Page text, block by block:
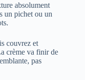
absolument
un pichet ou un
couvrez et
crème va finir de
pas